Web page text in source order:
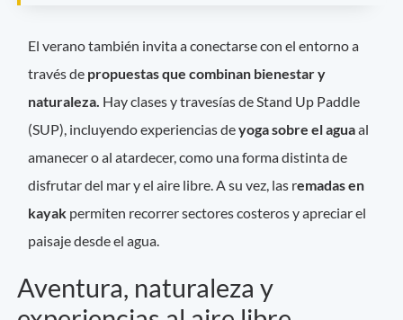
El verano también invita a conectarse con el entorno a
través de propuestas que combinan bienestar y
naturaleza. Hay clases y travesías de Stand Up Paddle
(SUP), incluyendo experiencias deyoga sobre el aguaal
amanecer o al atardecer, como una forma distinta de
disfrutar del mar y el aire libre. A su vez, las remadas en
kayak permiten recorrer sectores costeros y apreciar el
paisaje desde el agua.
Aventura, naturaleza y